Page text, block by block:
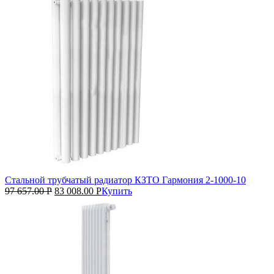
Стальной трубчатый радиатор КЗТО Гармония 2‑1000‑10
97 657.00Р 83 008.00 РКупить